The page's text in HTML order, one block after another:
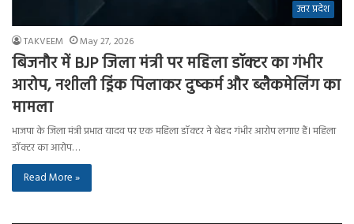
उत्तर प्रदेश
TAKVEEM May 27, 2026
बिजनौर में BJP जिला मंत्री पर महिला डॉक्टर का गंभीर
आरोप, नशीली ड्रिंक पिलाकर दुष्कर्म और ब्लैकमेलिंग का
मामला
भाजपा के जिला मंत्री प्रभात यादव पर एक महिला डॉक्टर ने बेहद गंभीर आरोप लगाए हैं। महिला
डॉक्टर का आरोप…
Read More »